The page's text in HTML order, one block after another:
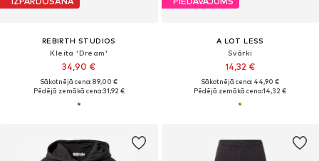
REBIRTH STUDIOS
Kleita 'Dream'
34,90 €
Sākotnējā cena: 89,00 €
Pēdējā zemākā cena:31,92 €
A LOT LESS
Svārki
14,32 €
Sākotnējā cena: 44,90 €
Pēdējā zemākā cena:14,32 €